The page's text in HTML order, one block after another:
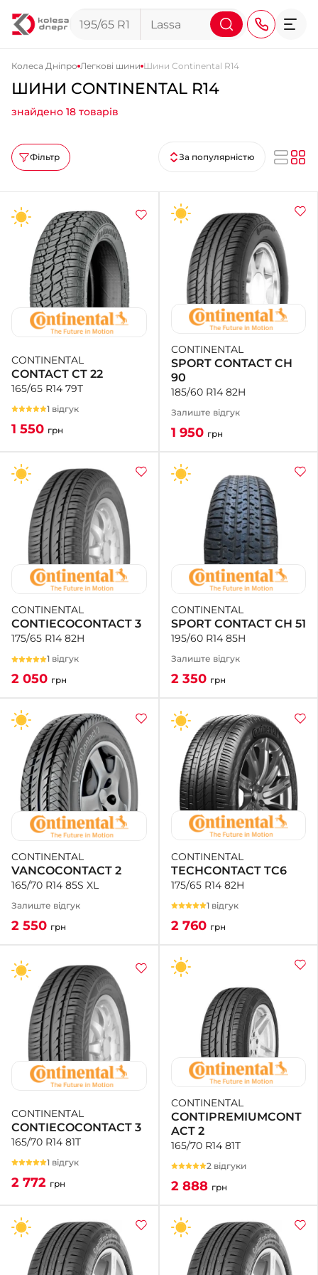
+38 (095) 276-44-44
+38 (067) 911-14-14
- на Щепкіна
+38 (098) 911-911-0
- на Тополі
+38 (098) 911-911-4
- на Калиновій
+38 (077) 7-184-184
- Донецьке шосе
+38 (050)-911-911-2
- Щепкіна
+38 (099)-643-33-77
- Тополь
+38 (068)-923-74-19
- Калинова
Колеса Дніпро Легкові шини Шини Continental R14
ШИНИ CONTINENTAL R14
знайдено 18 товарів
Фільтр За популярністю
CONTINENTAL
CONTACT CT 22
165/65 R14 79T
1 відгук
1 550 грн
CONTINENTAL
SPORT CONTACT CH
90
185/60 R14 82H
Залиште відгук
1 950 грн
CONTINENTAL
CONTIECOCONTACT 3
175/65 R14 82H
1 відгук
2 050 грн
CONTINENTAL
SPORT CONTACT СH 51
195/60 R14 85H
Залиште відгук
2 350 грн
CONTINENTAL
VANCOCONTACT 2
165/70 R14 85S XL
Залиште відгук
2 550 грн
CONTINENTAL
TECHCONTACT TC6
175/65 R14 82H
1 відгук
2 760 грн
CONTINENTAL
CONTIECOCONTACT 3
165/70 R14 81T
1 відгук
2 772 грн
CONTINENTAL
CONTIPREMIUMCONT
ACT 2
165/70 R14 81T
2 відгуки
2 888 грн